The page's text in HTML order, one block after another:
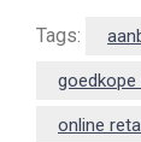
Tags:
goedkope
online